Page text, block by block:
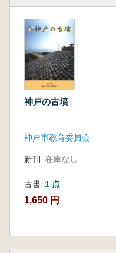
神戸の古墳
神戸市教育委員会
新刊 在庫なし
古書 1 点
1,650 円